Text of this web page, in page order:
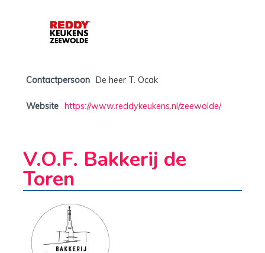
Contactpersoon De heer T. Ocak
Website https://www.reddykeukens.nl/zeewolde/
V.O.F. Bakkerij de
Toren